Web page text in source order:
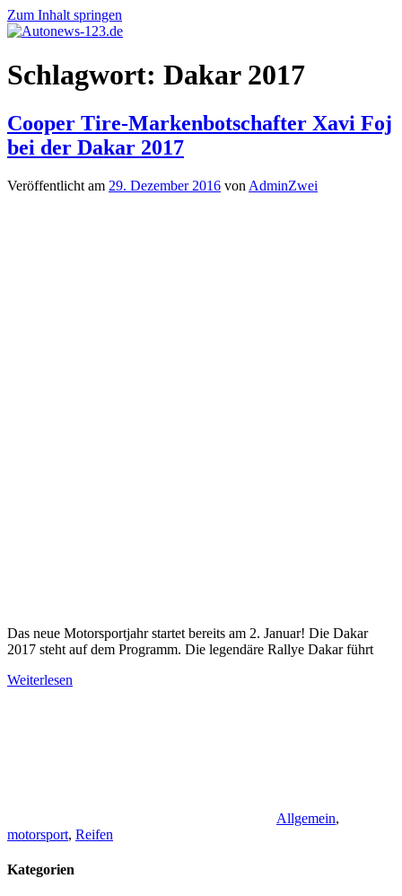
Zum Inhalt springen
Autonews-
123.de
Autonews
mit
Schlagwort: Dakar 2017
Cooper Tire-Markenbotschafter Xavi Foj
bei der Dakar 2017
Veröffentlicht am 29. Dezember 2016 von AdminZwei
Das neue Motorsportjahr startet bereits am 2. Januar! Die Dakar
2017 steht auf dem Programm. Die legendäre Rallye Dakar führt
Weiterlesen
Allgemein,
motorsport, Reifen
Kategorien